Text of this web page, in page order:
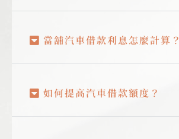
當舖汽車借款利息怎麼計算？
如何提高汽車借款額度？